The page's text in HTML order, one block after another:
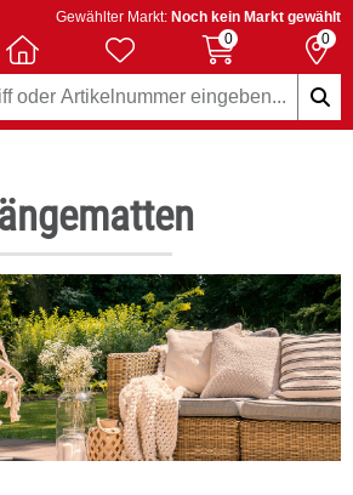
Gewählter Markt: Noch kein Markt gewählt
0
0